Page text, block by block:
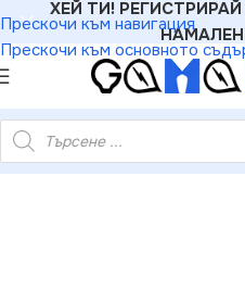
Прескочи към навигация
Прескочи към основното
ХЕЙ ТИ!
»Захранвания»